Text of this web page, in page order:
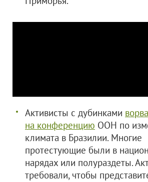
Активисты с дубинками
на конференцию ООН по
климата в Бразилии. Многие
протестующие были в
нарядах или полураздеты.
требовали, чтобы